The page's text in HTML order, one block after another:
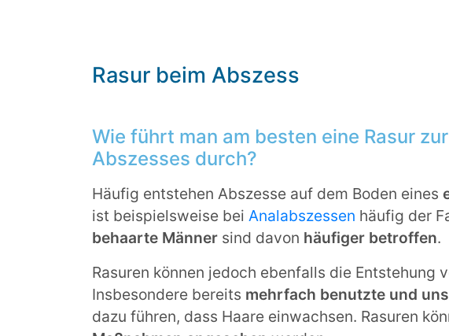
Rasur beim Abszess
Wie führt man am besten eine Rasur
Abszesses durch?
Häufig entstehen Abszesse auf dem Boden eines
ist beispielsweise bei Analabszessen häufig der
behaarte Männer sind davon häufiger betroffen.
Rasuren können jedoch ebenfalls die Entstehung
Insbesondere bereits mehrfach benutzte und
dazu führen, dass Haare einwachsen. Rasuren